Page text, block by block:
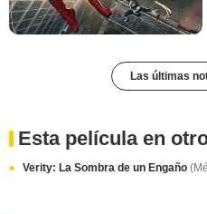
Las últimas
Esta película en
Verity: La Sombra de un Engaño